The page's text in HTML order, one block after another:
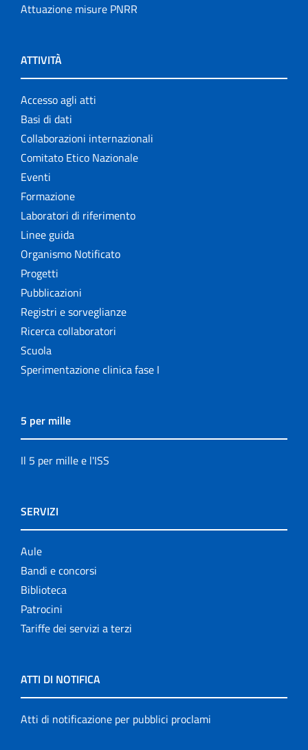
Attuazione misure PNRR
ATTIVITÀ
Accesso agli atti
Basi di dati
Collaborazioni internazionali
Comitato Etico Nazionale
Eventi
Formazione
Laboratori di riferimento
Linee guida
Organismo Notificato
Progetti
Pubblicazioni
Registri e sorveglianze
Ricerca collaboratori
Scuola
Sperimentazione clinica fase I
5 per mille
Il 5 per mille e l'ISS
SERVIZI
Aule
Bandi e concorsi
Biblioteca
Patrocini
Tariffe dei servizi a terzi
ATTI DI NOTIFICA
Atti di notificazione per pubblici proclami